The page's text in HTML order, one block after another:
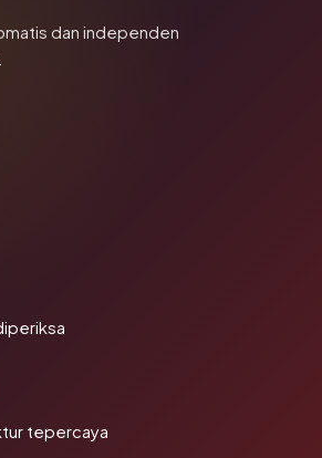
dan independen
tepercaya